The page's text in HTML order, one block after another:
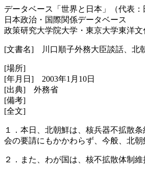
データベース「世界と日本」（代表：
日本政治・国際関係データベース
政策研究大学院大学・東京大学東洋文
[文書名] 川口順子外務大臣談話、北
[場所]
[年月日] 2003年1月10日
[出典] 外務省
[備考]
[全文]
１．本日、北朝鮮は、核兵器不拡散
会の要請にもかかわらず、今般、北
２．また、わが国は、核不拡散体制